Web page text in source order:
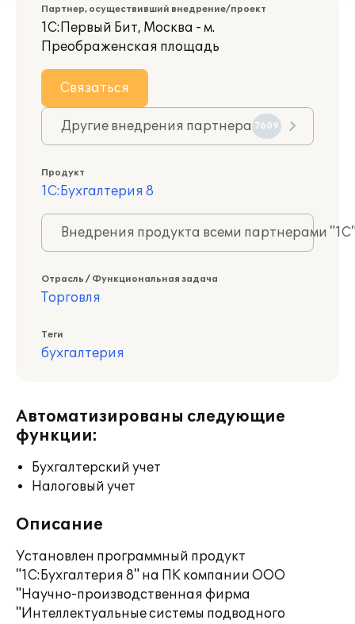
Партнер, осуществивший внедрение/проект
1С:Первый Бит, Москва - м.
Преображенская площадь
Связаться
Другие внедрения партнера 7609
Продукт
1С:Бухгалтерия 8
Внедрения продукта всеми партнерами
Отрасль / Функциональная задача
Торговля
Теги
бухгалтерия
Автоматизированы следующие
функции:
Бухгалтерский учет
Налоговый учет
Описание
Установлен программный продукт
"1С:Бухгалтерия 8" на ПК компании ООО
"Научно-производственная фирма
"Интеллектуальные системы подводного